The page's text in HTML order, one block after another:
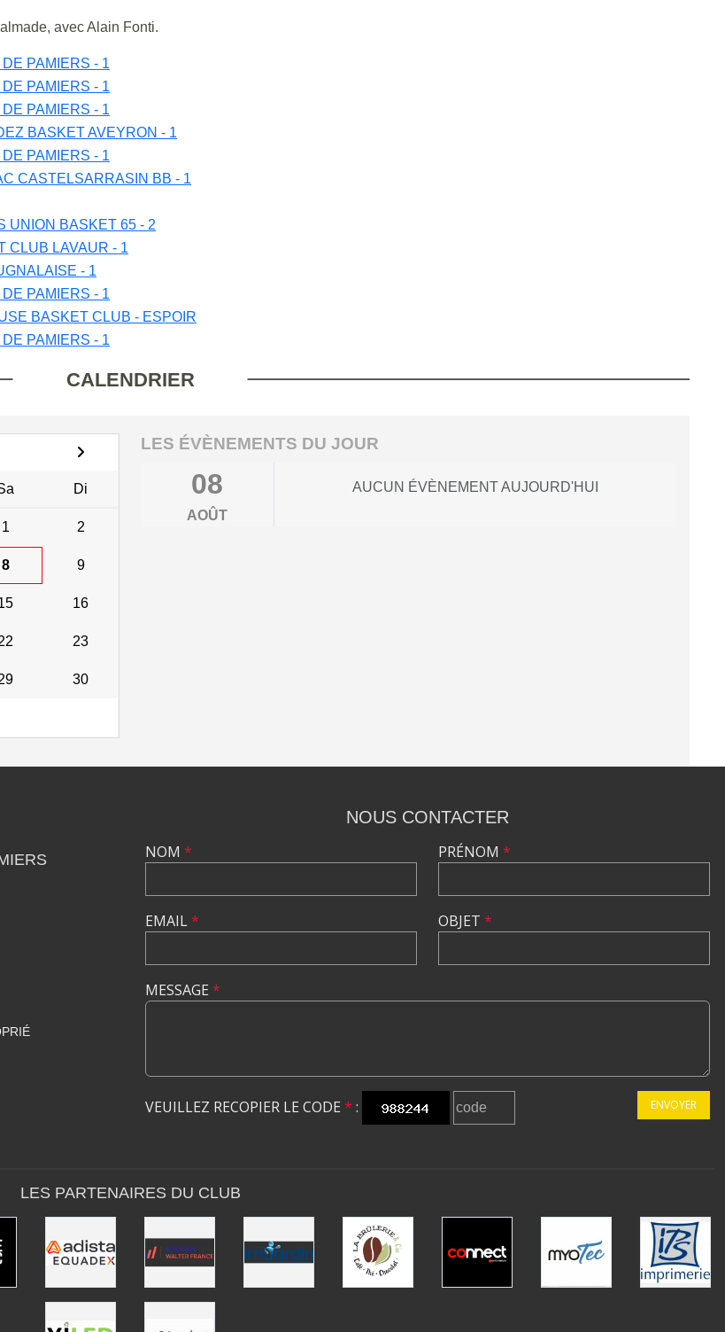
avec Alain Fonti.
PAMIERS - 1
PAMIERS - 1
PAMIERS - 1
BASKET AVEYRON - 1
PAMIERS - 1
CASTELSARRASIN BB - 1
UNION BASKET 65 - 2
CLUB LAVAUR - 1
- 1
PAMIERS - 1
BASKET CLUB - ESPOIR
PAMIERS - 1
CALENDRIER
Di
1 2
8 9
16
23
30
LES ÉVÈNEMENTS DU JOUR
08
AOÛT
AUCUN ÉVÈNEMENT AUJOURD'HUI
NOUS CONTACTER
NOM *
EMAIL*
PRÉNOM *
OBJET *
MESSAGE *
VEUILLEZ RECOPIER LE CODE * : ENVOYER
LES PARTENAIRES DU CLUB